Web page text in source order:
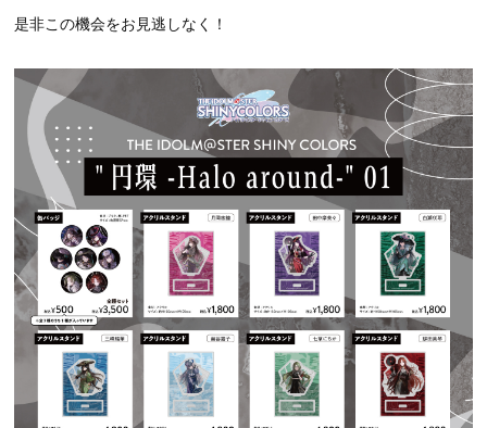
是非この機会をお見逃しなく！